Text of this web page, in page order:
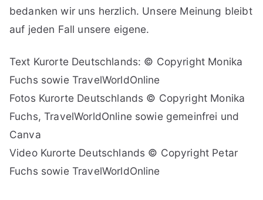
bedanken wir uns herzlich. Unsere Meinung bleibt
auf jeden Fall unsere eigene.
Text Kurorte Deutschlands: © Copyright Monika
Fuchs sowie TravelWorldOnline
Fotos Kurorte Deutschlands © Copyright Monika
Fuchs, TravelWorldOnline sowie gemeinfrei und
Canva
Video Kurorte Deutschlands © Copyright Petar
Fuchs sowie TravelWorldOnline